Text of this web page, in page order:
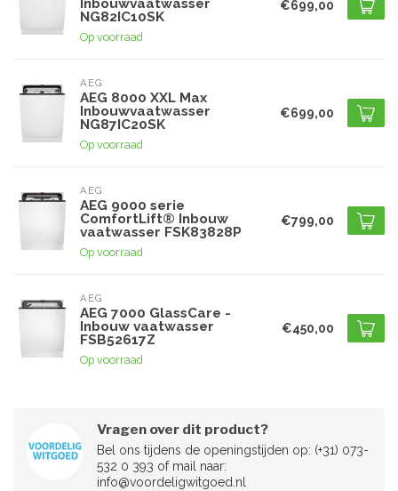
Inbouwvaatwasser
NG82IC10SK
Op voorraad
€699,00
AEG
AEG 8000 XXL Max
Inbouwvaatwasser
NG87IC20SK
Op voorraad
€699,00
AEG
AEG 9000 serie
ComfortLift® Inbouw
vaatwasser FSK83828P
Op voorraad
€799,00
AEG
AEG 7000 GlassCare -
Inbouw vaatwasser
FSB52617Z
Op voorraad
€450,00
Vragen over dit product?
Bel ons tijdens de openingstijden op: (+31) 073-
532 0 393 of mail naar:
info@voordeligwitgoed.nl